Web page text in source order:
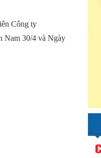
Công ty
Nam 30/4 và Ngày